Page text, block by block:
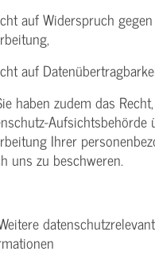
auf Widerspruch
auf
haben zudem das
Aufsichtsbehörde
Ihrer
uns zu beschweren.